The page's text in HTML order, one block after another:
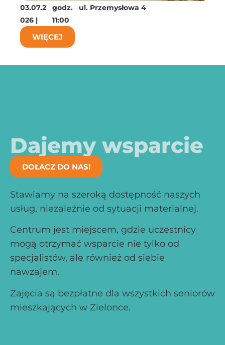
03.07.2
026 |
godz.
11:00
ul. Przemysłowa 4
WIĘCEJ
Dajemy wsparcie
DOŁACZ DO NAS!
Stawiamy na szeroką dostępność naszych
usług, niezależnie od sytuacji materialnej.
Centrum jest miejscem, gdzie uczestnicy
mogą otrzymać wsparcie nie tylko od
specjalistów, ale również od siebie
nawzajem.
Zajęcia są bezpłatne dla wszystkich seniorów
mieszkających w Zielonce.